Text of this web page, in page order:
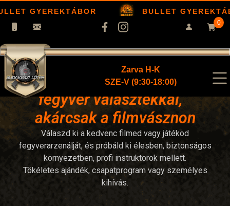
GYEREKTÁBOR BULLET
0
Zarva H-K
SZE-V (9:30-18:00)
Élménylövészet elképesztő
fegyver választékkal,
akárcsak a filmvásznon
Válaszd ki a kedvenc filmed vagy játékod
fegyverarzenálját, és próbáld ki élesben, biztonságos
környezetben, profi instruktorok mellett.
Tökéletes ajándék, csapatprogram vagy személyes
kihívás.